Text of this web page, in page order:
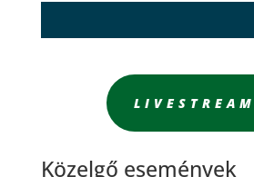
LIVESTREAM
Közelgő események